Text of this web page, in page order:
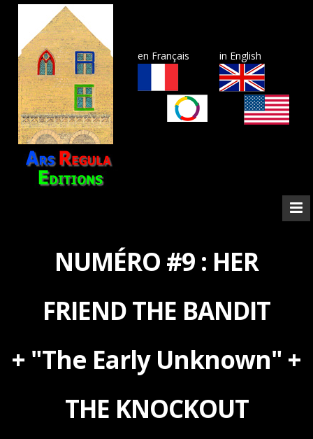
in English
en Français
NUMÉRO #9 : HER
FRIEND THE BANDIT
+ "The Early Unknown" +
THE KNOCKOUT